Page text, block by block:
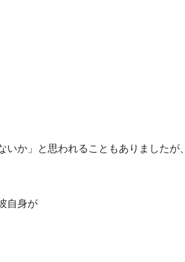
か」と思われることもありましたが、
自身が